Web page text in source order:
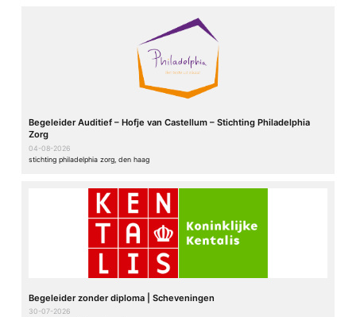
Begeleider Auditief – Hofje van Castellum – Stichting Philadelphia
Zorg
04-08-2026
stichting philadelphia zorg, den haag
Begeleider zonder diploma | Scheveningen
30-07-2026